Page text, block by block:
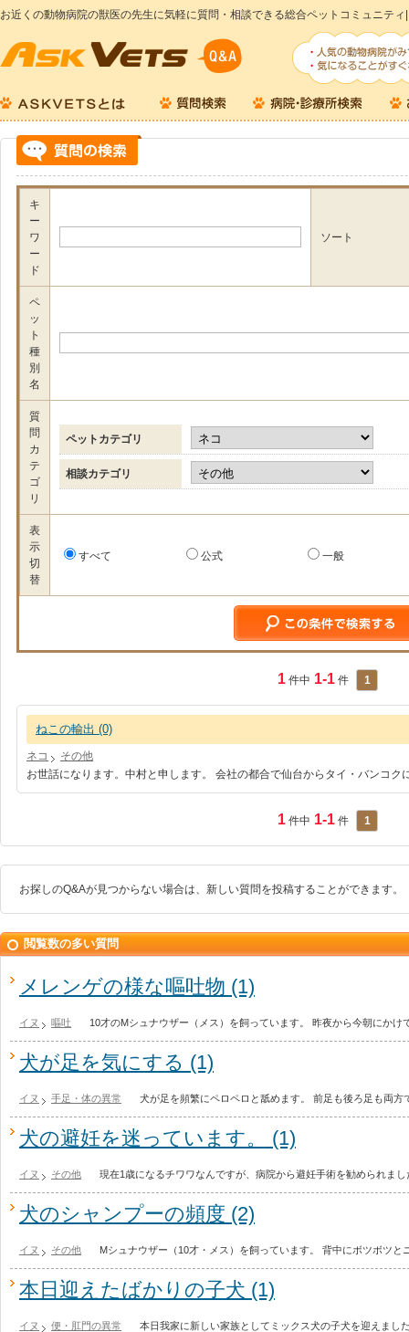
お近くの動物病院の獣医の先生に気軽に質問・相談できる総合ペットコミュニティ
キ
ー
ワ
ー
ド
ソート
ペ
ッ
ト
種
別
名
質
問
カ
テ
ゴ
リ
ペットカテゴリ
相談カテゴリ
表
示
切
替
すべて 公式 一般
1 件中 1-1 件 1
ねこの輸出 (0)
ネコ
その他
お世話になります。中村と申します。 会社の都合で仙台からタイ・バンコ
1 件中 1-1 件 1
お探しのQ&Aが見つからない場合は、新しい質問を投稿することができます。
閲覧数の多い質問
メレンゲの様な嘔吐物 (1)
イヌ 嘔吐 10才のMシュナウザー（メス）を飼っています。 昨夜から今朝にか
犬が足を気にする (1)
イヌ 手足・体の異常 犬が足を頻繁にペロペロと舐めます。 前足も後ろ足も両
犬の避妊を迷っています。 (1)
イヌ その他 現在1歳になるチワワなんですが、病院から避妊手術を勧められま
犬のシャンプーの頻度 (2)
イヌ その他 Mシュナウザー（10才・メス）を飼っています。 背中にボツボツ
本日迎えたばかりの子犬 (1)
イヌ 便・肛門の異常 本日我家に新しい家族としてミックス犬の子犬を迎えま